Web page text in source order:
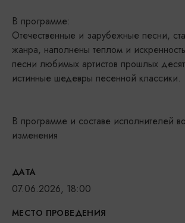
В программе:
Отечественные и зарубежные песни,
жанра, наполнены теплом и
песни любимых артистов прошлых
истинные шедевры песенной классики.
В программе и составе исполнителей
изменения
ДАТА
07.06.2026, 18:00
МЕСТО ПРОВЕДЕНИЯ